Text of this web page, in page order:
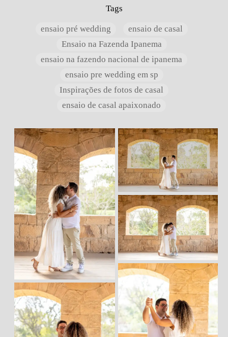
Tags
ensaio pré wedding
ensaio de casal
Ensaio na Fazenda Ipanema
ensaio na fazendo nacional de ipanema
ensaio pre wedding em sp
Inspirações de fotos de casal
ensaio de casal apaixonado